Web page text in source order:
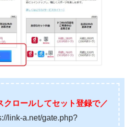
クロールしてセット登録で／
link-a.net/gate.php?